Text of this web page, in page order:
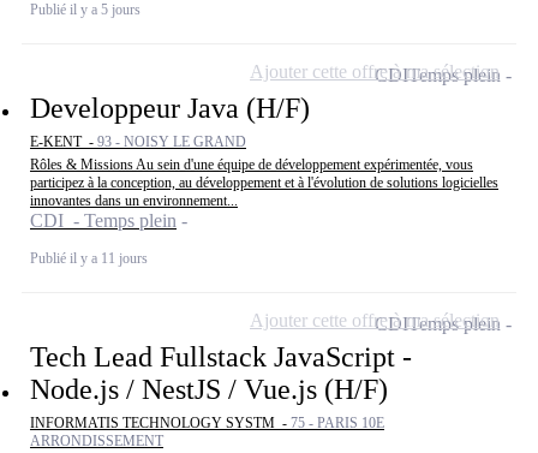
Publié il y a 5 jours
Developpeur Java (H/F)
E-KENT - 93 - NOISY LE GRAND
Rôles & Missions Au sein d'une équipe de développement expérimentée, vous
participez à la conception, au développement et à l'évolution de solutions logicielles
innovantes dans un environnement...
CDI - Temps plein
Publié il y a 11 jours
CDITemps plein
Ajouter cette offre à ma sélection
Tech Lead Fullstack JavaScript -
Node.js / NestJS / Vue.js (H/F)
INFORMATIS TECHNOLOGY SYSTM - 75 - PARIS 10E
ARRONDISSEMENT
CDITemps plein
Ajouter cette offre à ma sélection